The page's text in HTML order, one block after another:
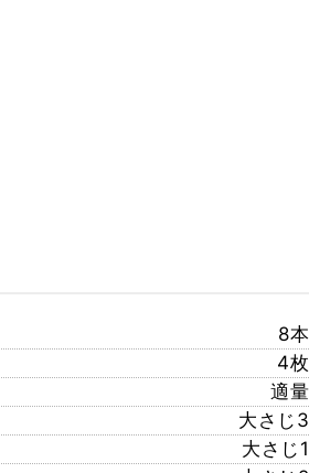
8本
4枚
適量
大さじ3
大さじ1